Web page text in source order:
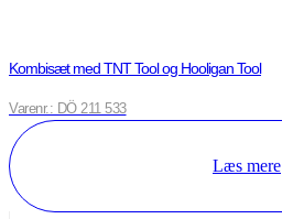
Kombisæt med TNT Tool og Hooligan Tool
Varenr.: DÖ 211 533
Læs mere